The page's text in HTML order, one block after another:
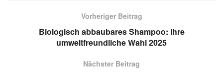
Vorheriger Beitrag
Biologisch abbaubares Shampoo: Ihre
umweltfreundliche Wahl 2025
Nächster Beitrag